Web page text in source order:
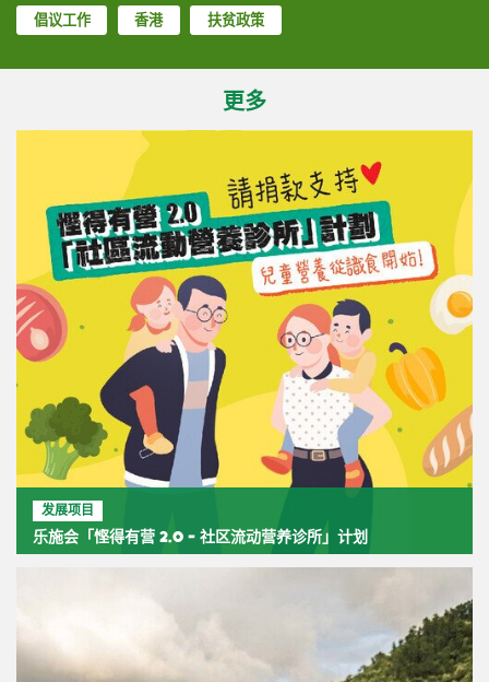
倡议工作 香港 扶贫政策
更多
发展项目
乐施会「悭得有营 2.0 - 社区流动营养诊所」计划